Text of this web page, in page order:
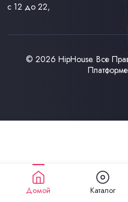
с 12 до 22,
© 2026 HipHouse. Все
Платформе
Домой Каталог